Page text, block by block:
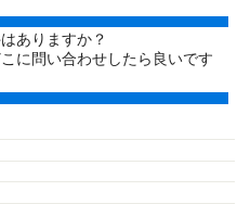
ありますか？
に問い合わせしたら良いです